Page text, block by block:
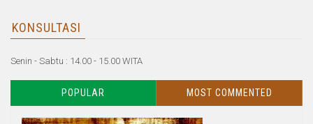
KONSULTASI
Senin - Sabtu : 14.00 - 15.00 WITA
POPULAR MOST COMMENTED